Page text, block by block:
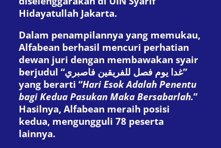
Hidayatullah Jakarta.
Dalam penampilannya yang memukau,
Alfabean berhasil mencuri perhatian
dewan juri dengan membawakan syair
berjudul “غدا يوم فصل للفريقين فاصبري”
yang berarti “Hari Esok Adalah Penentu
bagi Kedua Pasukan Maka Bersabarlah.”
Hasilnya, Alfabean meraih posisi
kedua, mengungguli 78 peserta
lainnya.